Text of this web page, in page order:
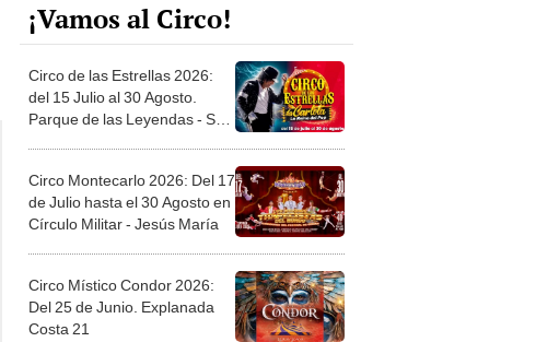
¡Vamos al Circo!
Circo de las Estrellas 2026:
del 15 Julio al 30 Agosto.
Parque de las Leyendas - San
Circo Montecarlo 2026: Del 17
de Julio hasta el 30 Agosto en
Círculo Militar - Jesús María
Circo Místico Condor 2026:
Del 25 de Junio. Explanada
Costa 21